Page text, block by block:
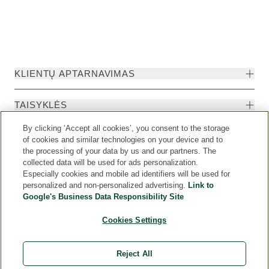
KLIENTŲ APTARNAVIMAS
TAISYKLĖS
Weleda International © Weleda 2026
By clicking ‘Accept all cookies’, you consent to the storage
of cookies and similar technologies on your device and to
the processing of your data by us and our partners. The
collected data will be used for ads personalization.
Especially cookies and mobile ad identifiers will be used for
personalized and non-personalized advertising. Link to
Google's Business Data Responsibility Site
Cookies Settings
Reject All